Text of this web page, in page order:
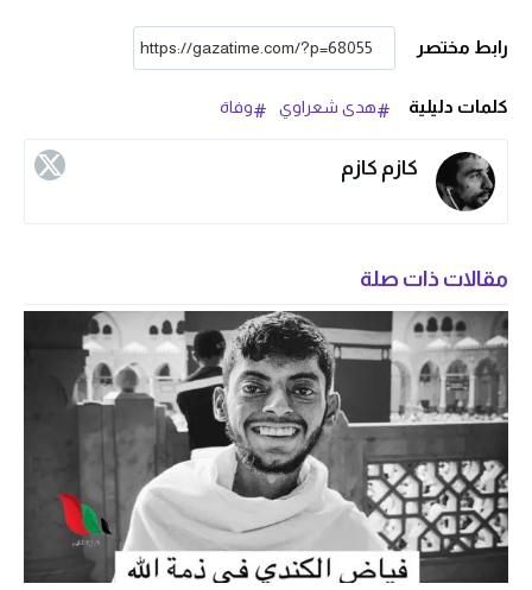
رابط مختصر
كلمات دليلية هدى شعراوي وفاة
كازم كازم
مقالات ذات صلة